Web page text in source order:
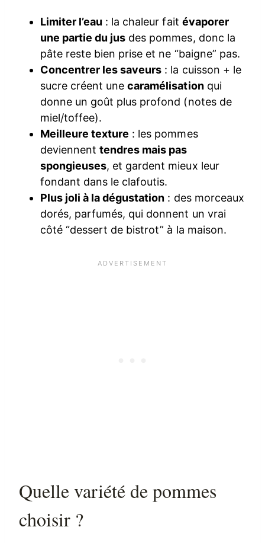
Limiter l’eau : la chaleur fait évaporer
une partie du jus des pommes, donc la
pâte reste bien prise et ne “baigne” pas.
Concentrer les saveurs : la cuisson + le
sucre créent unecaramélisationqui
donne un goût plus profond (notes de
miel/toffee).
Meilleure texture : les pommes
deviennenttendres mais pas
spongieuses, et gardent mieux leur
fondant dans le clafoutis.
Plus joli à la dégustation : des morceaux
dorés, parfumés, qui donnent un vrai
côté “dessert de bistrot” à la maison.
Quelle variété de pommes
choisir ?